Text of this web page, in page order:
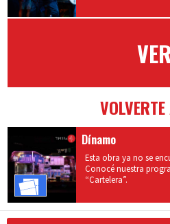
Dínamo
Esta obra ya no se
Conocé nuestra
“Cartelera”.